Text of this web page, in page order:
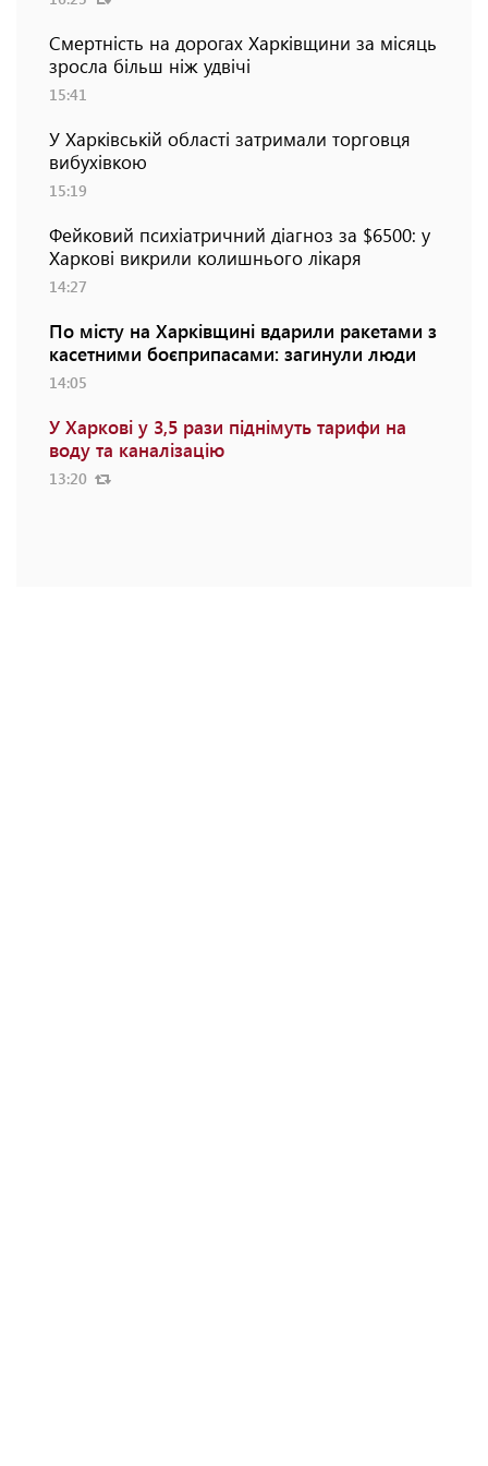
Смертність на дорогах Харківщини за місяць
зросла більш ніж удвічі
15:41
У Харківській області затримали торговця
вибухівкою
15:19
Фейковий психіатричний діагноз за $6500: у
Харкові викрили колишнього лікаря
14:27
По місту на Харківщині вдарили ракетами з
касетними боєприпасами: загинули люди
14:05
У Харкові у 3,5 рази піднімуть тарифи на
воду та каналізацію
13:20